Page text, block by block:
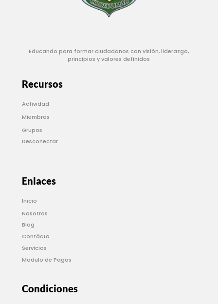
Educando para formar ciudadanos con visión, liderazgo,
principios y valores definidos
Recursos
Actividad
Miembros
Grupos
Desconectar
Enlaces
Inicio
Nosotros
Blog
Contácto
Servicios
Modulo de Pagos
Condiciones